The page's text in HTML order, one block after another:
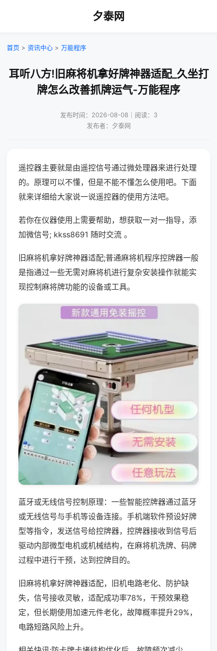
夕泰网
首页 > 资讯中心 > 万能程序
耳听八方!旧麻将机拿好牌神器适配_久坐打
牌怎么改善抓牌运气-万能程序
发布时间：2026-08-08｜阅读：3
发布者：夕泰网
遥控器主要就是由遥控信号通过微处理器来进行处理
的。原理可以不懂，但是不能不懂怎么使用吧。下面
就来详细给大家说一说遥控器的使用方法吧。
若你在仪器使用上需要帮助，想获取一对一指导，添
加微信号; kkss8691 随时交流 。
旧麻将机拿好牌神器适配;普通麻将机程序控牌器一般
是指通过一些无需对麻将机进行复杂安装操作就能实
现控制麻将牌功能的设备或工具。
蓝牙或无线信号控制原理：一些智能控牌器通过蓝牙
或无线信号与手机等设备连接。手机端软件预设好牌
型等指令，发送信号给控牌器，控牌器接收到信号后
驱动内部微型电机或机械结构，在麻将机洗牌、码牌
过程中进行干预，达到控牌目的。
旧麻将机拿好牌神器适配，旧机电路老化、防护缺
失，信号接收灵敏，适配成功率78%，干预效果稳
定，但长期使用加速元件老化，故障概率提升29%，
电路短路风险上升。